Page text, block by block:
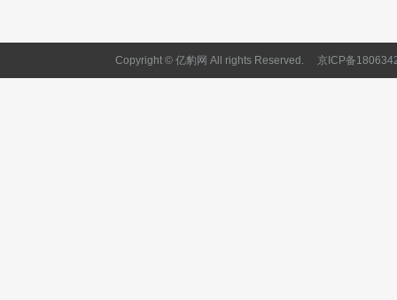
Copyright © 亿豹网 All rights Reserved. 京ICP备